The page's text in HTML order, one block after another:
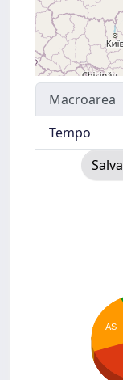
Macroarea
Tempo
AS